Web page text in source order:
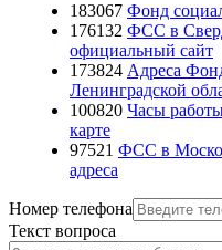
183067 Фонд
176132 ФСС в
официальный сайт
173824 Адреса
Ленинградской
100820 Часы
карте
97521 ФСС в
адреса
Номер телефона
Текст вопроса